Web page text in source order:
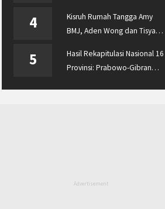
Jateng dan Dishub Jatim
4
Kisruh Rumah Tangga Amy
BMJ, Aden Wong dan Tisya
Malaysia dan Singapura
5
Hasil Rekapitulasi Nasional 16
Provinsi: Prabowo-Gibran